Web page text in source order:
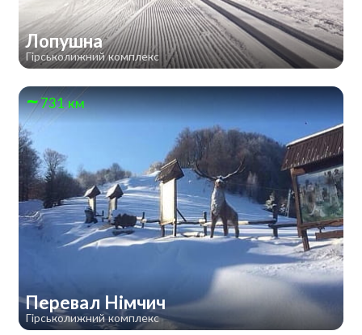
Лопушна
Гірськолижний комплекс
731 км
Перевал Німчич
Гірськолижний комплекс